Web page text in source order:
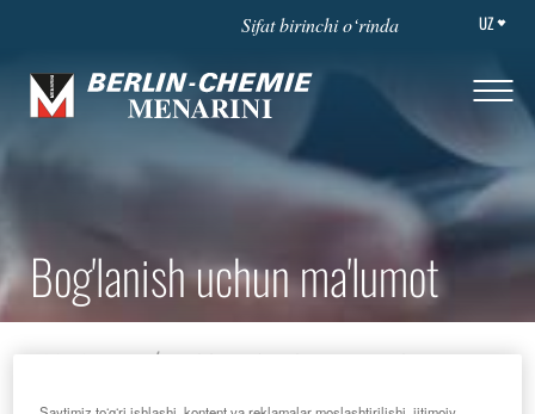
Sifat birinchi o‘rinda UZ
Bog'lanish uchun ma'lumot
BOSH SAHIFA BOG'LANISH UCHUN MA'LUMOT